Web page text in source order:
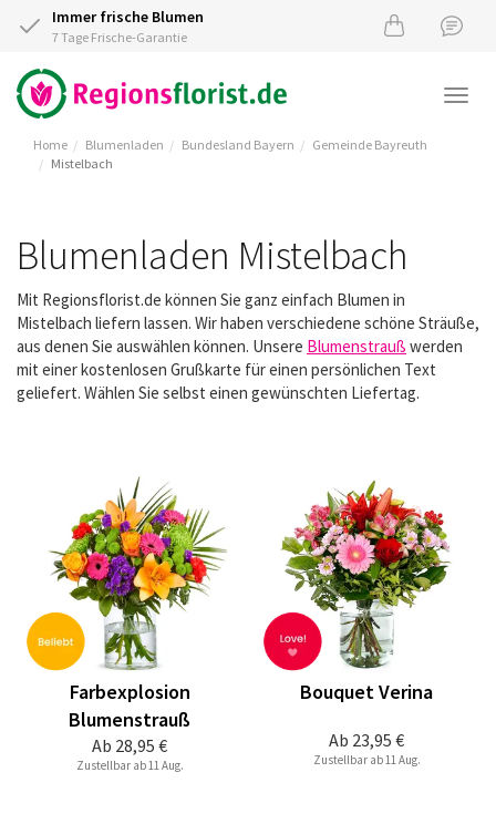
Immer frische Blumen
7 Tage Frische-Garantie
Home Blumenladen Bundesland Bayern
Gemeinde Bayreuth
Mistelbach
Blumenladen Mistelbach
Mit Regionsflorist.de können Sie ganz einfach Blumen in
Mistelbach liefern lassen. Wir haben verschiedene schöne Sträuße,
aus denen Sie auswählen können. Unsere Blumenstrauß werden
mit einer kostenlosen Grußkarte für einen persönlichen Text
geliefert. Wählen Sie selbst einen gewünschten Liefertag.
Ab 28,95 €
Farbexplosion
Blumenstrauß
Zustellbar ab 11 Aug.
Ab 23,95 €
Bouquet Verina
Zustellbar ab 11 Aug.